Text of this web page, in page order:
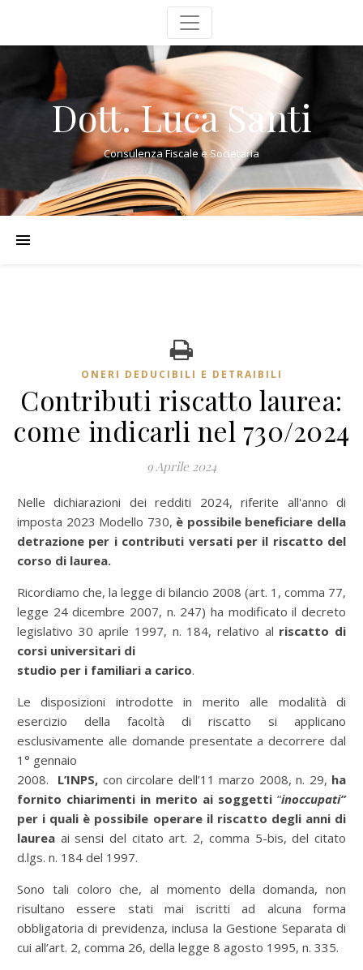
Dott. Luca Santi
Consulenza Fiscale e Societaria
ONERI DEDUCIBILI E DETRAIBILI
Contributi riscatto laurea:
come indicarli nel 730/2024
9 Aprile 2024
Nelle dichiarazioni dei redditi 2024, riferite all'anno di
imposta 2023 Modello 730, è possibile beneficiare della
detrazione per i contributi versati per il riscatto del
corso di laurea.
Ricordiamo che, la legge di bilancio 2008 (art. 1, comma 77,
legge 24 dicembre 2007, n. 247) ha modificato il decreto
legislativo 30 aprile 1997, n. 184, relativo al riscatto di
corsi universitari di
studio per i familiari a carico.
Le disposizioni introdotte in merito alle modalità di
esercizio della facoltà di riscatto si applicano
esclusivamente alle domande presentate a decorrere dal
1° gennaio
2008. L’INPS, con circolare dell’11 marzo 2008, n. 29, ha
fornito chiarimenti in merito ai soggetti “inoccupati”
per i quali è possibile operare il riscatto degli anni di
laurea ai sensi del citato art. 2, comma 5-bis, del citato
d.lgs. n. 184 del 1997.
Sono tali coloro che, al momento della domanda, non
risultano essere stati mai iscritti ad alcuna forma
obbligatoria di previdenza, inclusa la Gestione Separata di
cui all’art. 2, comma 26, della legge 8 agosto 1995, n. 335.